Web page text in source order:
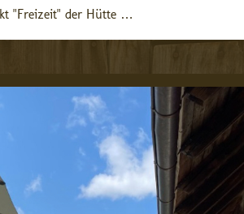
"Freizeit" der Hütte …